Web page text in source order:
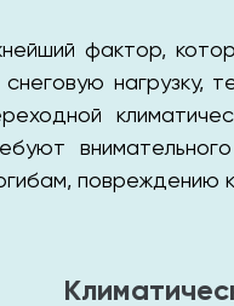
фактор,
нагрузку,
повреждению